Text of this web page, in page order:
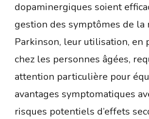
dopaminergiques soient
gestion des symptômes de la
Parkinson, leur utilisation, en
chez les personnes âgées,
attention particulière pour
avantages symptomatiques
risques potentiels d’effets